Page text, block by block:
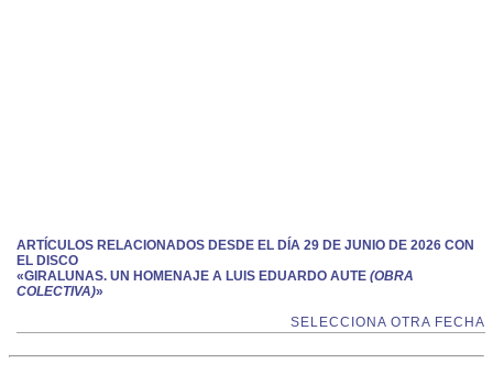
ARTÍCULOS RELACIONADOS DESDE EL DÍA 29 DE JUNIO DE 2026 CON
EL DISCO
«GIRALUNAS. UN HOMENAJE A LUIS EDUARDO AUTE (OBRA
COLECTIVA)»
SELECCIONA OTRA FECHA